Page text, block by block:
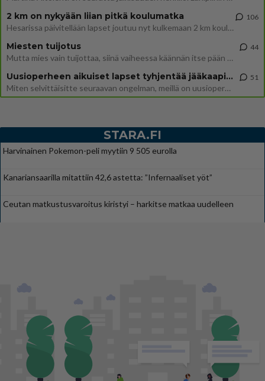
2 km on nykyään liian pitkä koulumatka
Hesarissa päivitellään lapset joutuu nyt kulkemaan 2 km kouluun jösses. Ruostefillarilla tuo matka menee vaikka miten äk
106
Miesten tuijotus
Mutta mies vain tuijottaa, siinä vaiheessa käännän itse pään pois. Mikä juttu? Yleensä jos joku tuijottaa tai katsoo, hä
44
Uusioperheen aikuiset lapset tyhjentää jääkaapin käydessään
Miten selvittäisitte seuraavan ongelman, meillä on uusioperhe, minulla teini-ikäiset lapset ja puolisolla aikuiset, jotk
51
STARA.FI
Harvinainen Pokemon-peli myytiin 9 505 eurolla
Kanariansaarilla mitattiin 42,6 astetta: ”Infernaaliset yöt”
Ceutan matkustusvaroitus kiristyi – harkitse matkaa uudelleen